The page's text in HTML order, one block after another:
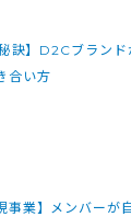
訣】D2Cブラン
合い方
事業】メンバー